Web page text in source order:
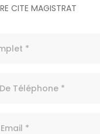
CITE MAGISTRAT